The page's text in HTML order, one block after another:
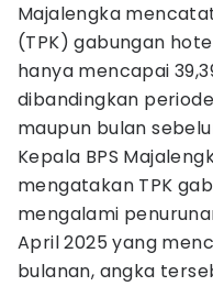
Majalengka
(TPK) gabungan
hanya mencapai
dibandingkan
maupun bulan
Kepala BPS
mengatakan TPK
mengalami
April 2025 yang
bulanan, angka